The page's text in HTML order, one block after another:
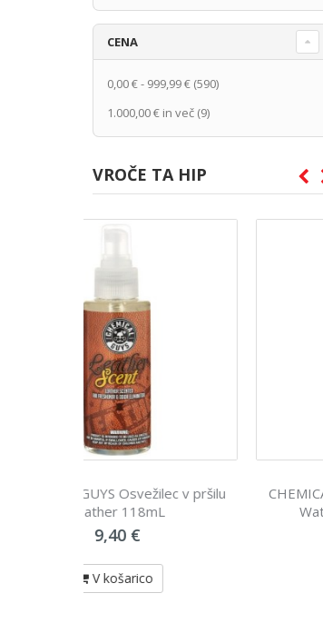
CENA
0,00 €- 999,99 € (590)
1.000,00 € in več (9)
VROČE TA HIP
CHEMICAL GUYS Osvežilec v pršilu
Watermelon slice 118mL